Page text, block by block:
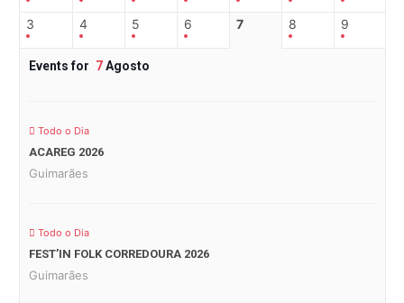
3 4 5 6 7 8 9
Events for 7Agosto
Todo o Dia
ACAREG 2026
Guimarães
Todo o Dia
FEST’IN FOLK CORREDOURA 2026
Guimarães